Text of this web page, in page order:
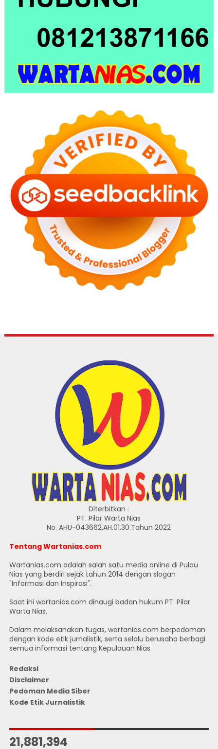
Diterbitkan :
PT. Pilar Warta Nias
No. AHU-043662.AH.01.30.Tahun 2022
Tentang Wartanias.com
Wartanias.com adalah salah satu media online di Pulau
Nias yang berdiri sejak tahun 2014 dengan slogan
"Informasi dan Inspirasi".
Saat ini wartanias.com dinaugi badan hukum PT. Pilar
Warta Nias.
Dalam melaksanakan tugas, wartanias.com berpedoman
dengan kode etik jurnalistik, serta selalu berusaha berbagi
semua informasi tentang Kepulauan Nias
Redaksi
Disclaimer
Pedoman Media Siber
Kode Etik Jurnalistik
21,881,394